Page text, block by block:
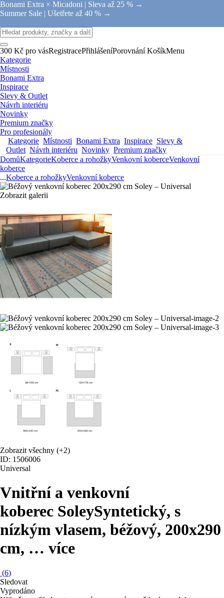
Bonami Extra × Micadoni | Sleva až 25 % →
Summer Sale | Ušetřete až 40 % →
300 Kč pro vásRegistracePřihlášeníPorovnání KošíkMenu
Kategorie
Místnosti
Bonami Extra
Inspirace
Slevy & Outlet
Návrh interiéru
Novinky
Premium značky
Pro profesionály
Kategorie Místnosti Bonami Extra Inspirace Slevy &
Outlet Návrh interiéru Novinky Premium značky
DomůKategorieKoberce a rohožkyVenkovní koberceVenkovní
koberce
...Koberce a rohožkyVenkovní koberce
Zobrazit galerii
Zobrazit všechny (+2)
ID: 1506006
Universal
Vnitřní a venkovní
koberec SoleySyntetický, s
nízkým vlasem, béžový, 200x290
cm, … více
(6)
Sledovat
Vyprodáno